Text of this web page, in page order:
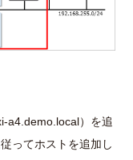
a4.demo.local）を追
ってホストを追加し